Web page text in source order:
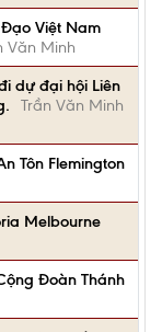
Việt Nam
Văn Minh
dự đại hội Liên
Trần Văn Minh
Tôn Flemington
Melbourne
Đoàn Thánh